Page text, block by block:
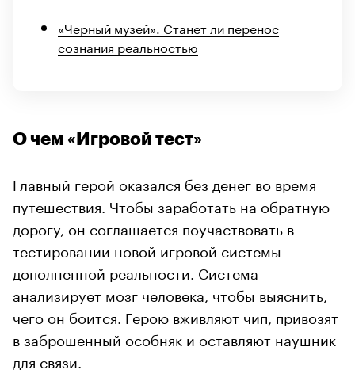
«Черный музей». Станет ли перенос
сознания реальностью
О чем «Игровой тест»
Главный герой оказался без денег во время
путешествия. Чтобы заработать на обратную
дорогу, он соглашается поучаствовать в
тестировании новой игровой системы
дополненной реальности. Система
анализирует мозг человека, чтобы выяснить,
чего он боится. Герою вживляют чип, привозят
в заброшенный особняк и оставляют наушник
для связи.